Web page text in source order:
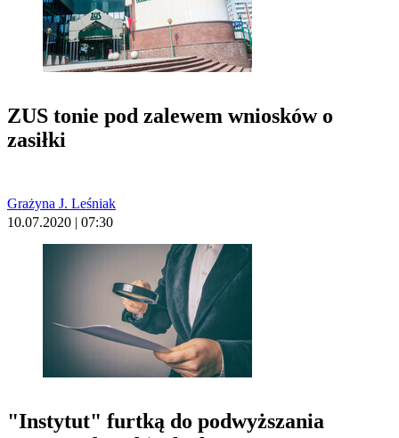
ZUS tonie pod zalewem wniosków o
zasiłki
Grażyna J. Leśniak
10.07.2020 | 07:30
"Instytut" furtką do podwyższania